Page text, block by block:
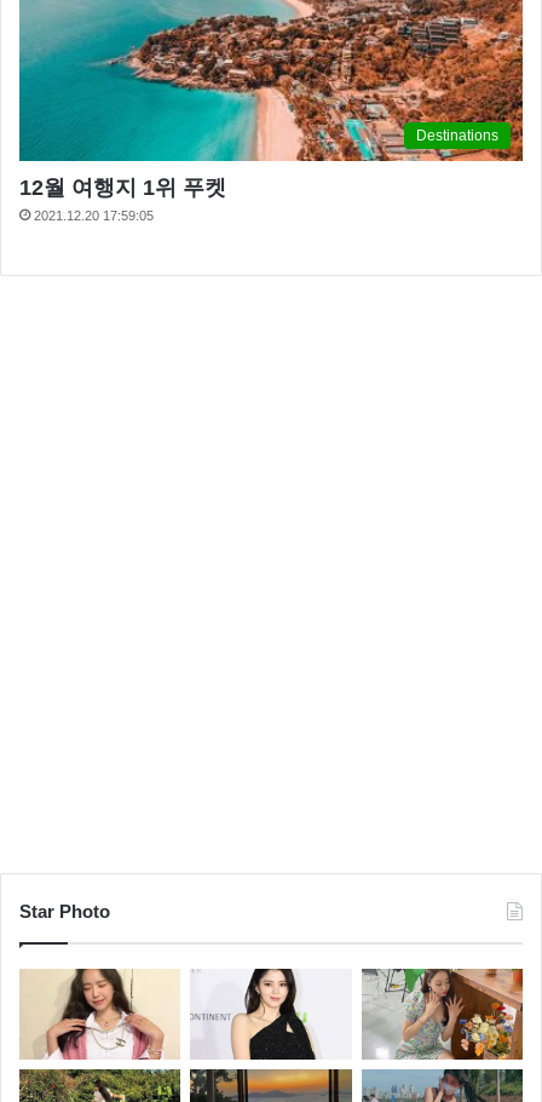
Destinations
12월 여행지 1위 푸켓
2021.12.20 17:59:05
Star Photo